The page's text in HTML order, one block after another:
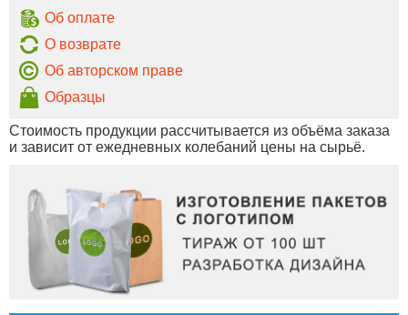
Об оплате
О возврате
Об авторском праве
Образцы
Стоимость продукции рассчитывается из объёма заказа
и зависит от ежедневных колебаний цены на сырьё.